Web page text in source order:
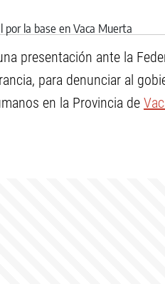
presentación ante la
para denunciar al
en la Provincia de